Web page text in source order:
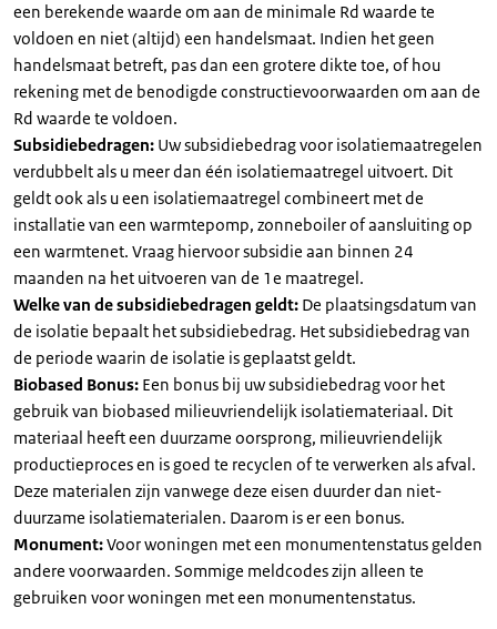
een berekende waarde om aan de minimale Rd waarde te
voldoen en niet (altijd) een handelsmaat. Indien het geen
handelsmaat betreft, pas dan een grotere dikte toe, of hou
rekening met de benodigde constructievoorwaarden om aan de
Rd waarde te voldoen.
Subsidiebedragen: Uw subsidiebedrag voor isolatiemaatregelen
verdubbelt als u meer dan één isolatiemaatregel uitvoert. Dit
geldt ook als u een isolatiemaatregel combineert met de
installatie van een warmtepomp, zonneboiler of aansluiting op
een warmtenet. Vraag hiervoor subsidie aan binnen 24
maanden na het uitvoeren van de 1e maatregel.
Welke van de subsidiebedragen geldt: De plaatsingsdatum van
de isolatie bepaalt het subsidiebedrag. Het subsidiebedrag van
de periode waarin de isolatie is geplaatst geldt.
Biobased Bonus: Een bonus bij uw subsidiebedrag voor het
gebruik van biobased milieuvriendelijk isolatiemateriaal. Dit
materiaal heeft een duurzame oorsprong, milieuvriendelijk
productieproces en is goed te recyclen of te verwerken als afval.
Deze materialen zijn vanwege deze eisen duurder dan niet-
duurzame isolatiematerialen. Daarom is er een bonus.
Monument:Voor woningen met een monumentenstatus gelden
andere voorwaarden. Sommige meldcodes zijn alleen te
gebruiken voor woningen met een monumentenstatus.